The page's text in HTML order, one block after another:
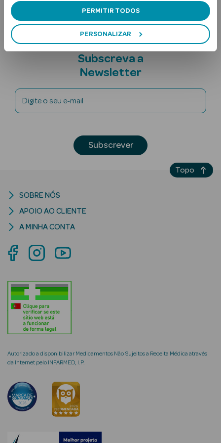
PERMITIR TODOS
PERSONALIZAR
Ver Tudo
Solares
Solares Bebé e
Criança
Ver Tudo
Cosmética
Rosto
Hidratantes
Creme de Olhos
envelhecimento
Subscreva a
Newsletter
Digite o seu e-mail
Subscrever
Autorizado a disponibilizar Medicamentos Não Sujeitos a Receita Médica através
da Internet pelo INFARMED, I.P.
SOBRE NÓS
APOIO AO CLIENTE
A MINHA CONTA
Topo